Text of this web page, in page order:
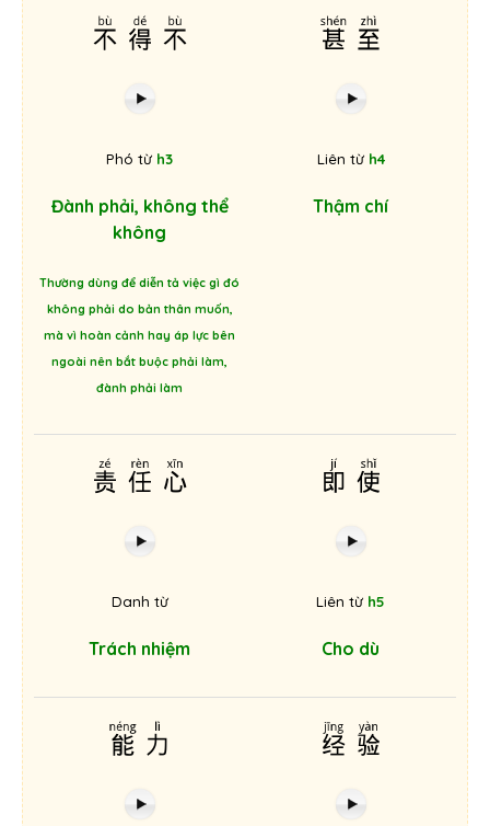
不得不
Phó từ h3
Đành phải, không thể
không
Thường dùng để diễn tả việc gì đó
không phải do bản thân muốn,
mà vì hoàn cảnh hay áp lực bên
ngoài nên bắt buộc phải làm,
đành phải làm
甚至
Liên từ h4
Thậm chí
责任心
Danh từ
Trách nhiệm
即使
Liên từ h5
Cho dù
能力 经验